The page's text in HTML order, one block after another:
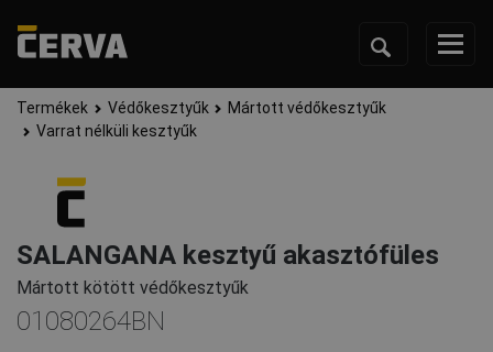
Termékek Védőkesztyűk
Mártott védőkesztyűk
Varrat nélküli kesztyűk
SALANGANA kesztyű akasztófüles
Mártott kötött védőkesztyűk
01080264BN